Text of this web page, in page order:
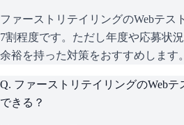
ファーストリテイリングのWebテス
7割程度です。ただし年度や応募状
余裕を持った対策をおすすめします。
Q. ファーストリテイリングのWeb
できる？